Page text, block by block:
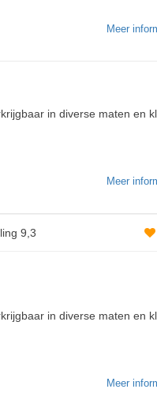
Meer
in diverse maten en
Meer
9,3
in diverse maten en
Meer